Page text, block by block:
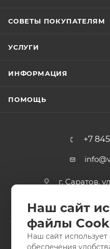
СОВЕТЫ ПОКУПАТЕЛЯМ
УСЛУГИ
ИНФОРМАЦИЯ
ПОМОЩЬ
+7
г. Саратов,
Наш сайт
файлы
Наш сайт
обеспечения